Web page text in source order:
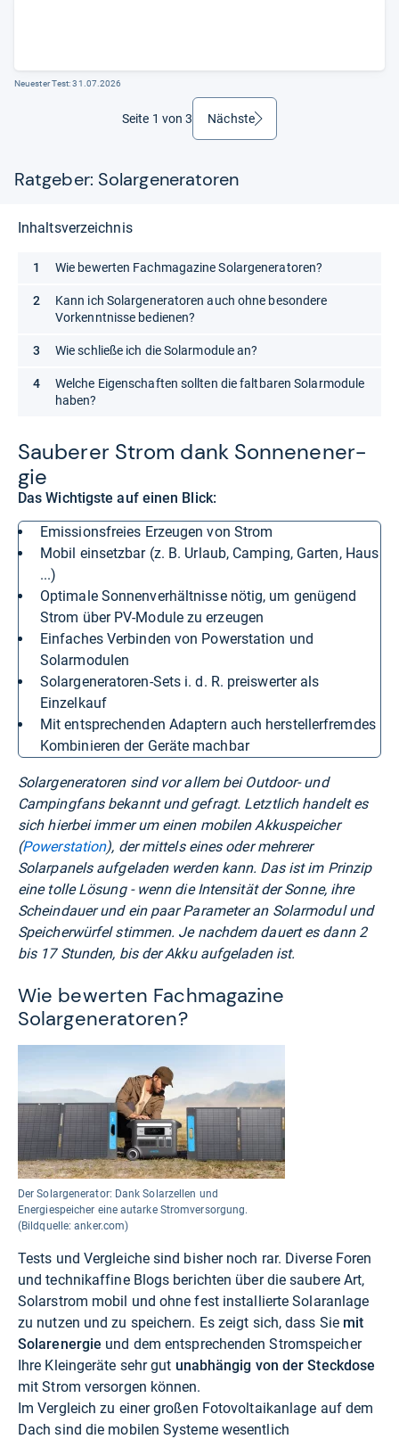
Neuester Test:31.07.2026
Seite 1 von 3 Nächsteweiter
Ratgeber: Solargeneratoren
Sau­be­rer Strom dank Son­nen­ener­
gie
Das Wichtigste auf einen Blick:
Emissionsfreies Erzeugen von Strom
Mobil einsetzbar (z. B. Urlaub, Camping, Garten, Haus
...)
Optimale Sonnenverhältnisse nötig, um genügend
Strom über PV-Module zu erzeugen
Einfaches Verbinden von Powerstation und
Solarmodulen
Solargeneratoren-Sets i. d. R. preiswerter als
Einzelkauf
Mit entsprechenden Adaptern auch herstellerfremdes
Kombinieren der Geräte machbar
Solargeneratoren sind vor allem bei Outdoor- und
Campingfans bekannt und gefragt. Letztlich handelt es
sich hierbei immer um einen mobilen Akkuspeicher
(Powerstation), der mittels eines oder mehrerer
Solarpanels aufgeladen werden kann. Das ist im Prinzip
eine tolle Lösung - wenn die Intensität der Sonne, ihre
Scheindauer und ein paar Parameter an Solarmodul und
Speicherwürfel stimmen. Je nachdem dauert es dann 2
bis 17 Stunden, bis der Akku aufgeladen ist.
Wie bewerten Fachmagazine
Solargeneratoren?
Der Solargenerator: Dank Solarzellen und
Energiespeicher eine autarke Stromversorgung.
(Bildquelle: anker.com)
Tests und Vergleiche sind bisher noch rar. Diverse Foren
und technikaffine Blogs berichten über die saubere Art,
Solarstrom mobil und ohne fest installierte Solaranlage
zu nutzen und zu speichern. Es zeigt sich, dass Sie mit
Solarenergie und dem entsprechenden Stromspeicher
Ihre Kleingeräte sehr gut unabhängig von der Steckdose
mit Strom versorgen können.
Im Vergleich zu einer großen Fotovoltaikanlage auf dem
Dach sind die mobilen Systeme wesentlich
Inhaltsverzeichnis
Wie bewerten Fachmagazine Solargeneratoren?
Kann ich Solargeneratoren auch ohne besondere
Vorkenntnisse bedienen?
Wie schließe ich die Solarmodule an?
Welche Eigenschaften sollten die faltbaren Solarmodule
haben?